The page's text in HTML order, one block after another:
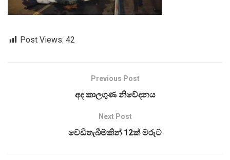
Post Views: 42
Previous Post
අද කාලගුණ නිවේදනය
Next Post
වෙඩිතැබීමකින් 12ක් මරුට